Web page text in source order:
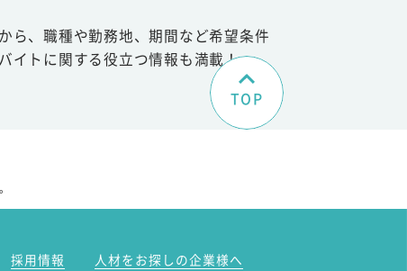
ら、職種や勤務地、期間など希望条件
イトに関する役立つ情報も満載！
TOP
採用情報
人材をお探しの企業様へ